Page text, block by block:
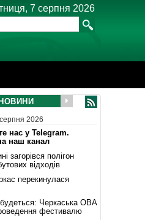
7 серпня 2026
2026
нас у Telegram.
наш канал
загорівся полігон
відходів
перекинулася
Черкаська ОВА
фестивалю